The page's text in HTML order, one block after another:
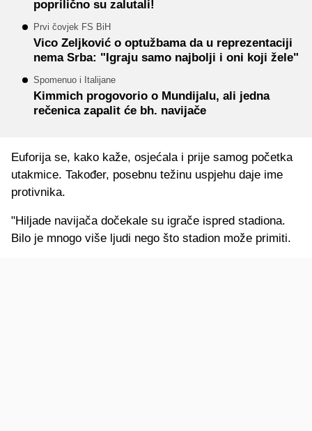
poprilično su zalutali!
Prvi čovjek FS BiH
Vico Zeljković o optužbama da u reprezentaciji
nema Srba: "Igraju samo najbolji i oni koji žele"
Spomenuo i Italijane
Kimmich progovorio o Mundijalu, ali jedna
rečenica zapalit će bh. navijače
Euforija se, kako kaže, osjećala i prije samog početka
utakmice. Također, posebnu težinu uspjehu daje ime
protivnika.
"Hiljade navijača dočekale su igrače ispred stadiona.
Bilo je mnogo više ljudi nego što stadion može primiti.